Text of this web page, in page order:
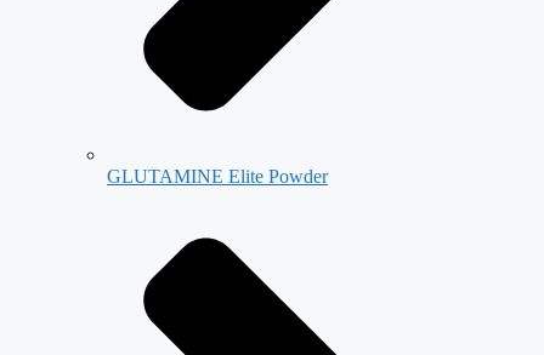
GLUTAMINE Elite Powder